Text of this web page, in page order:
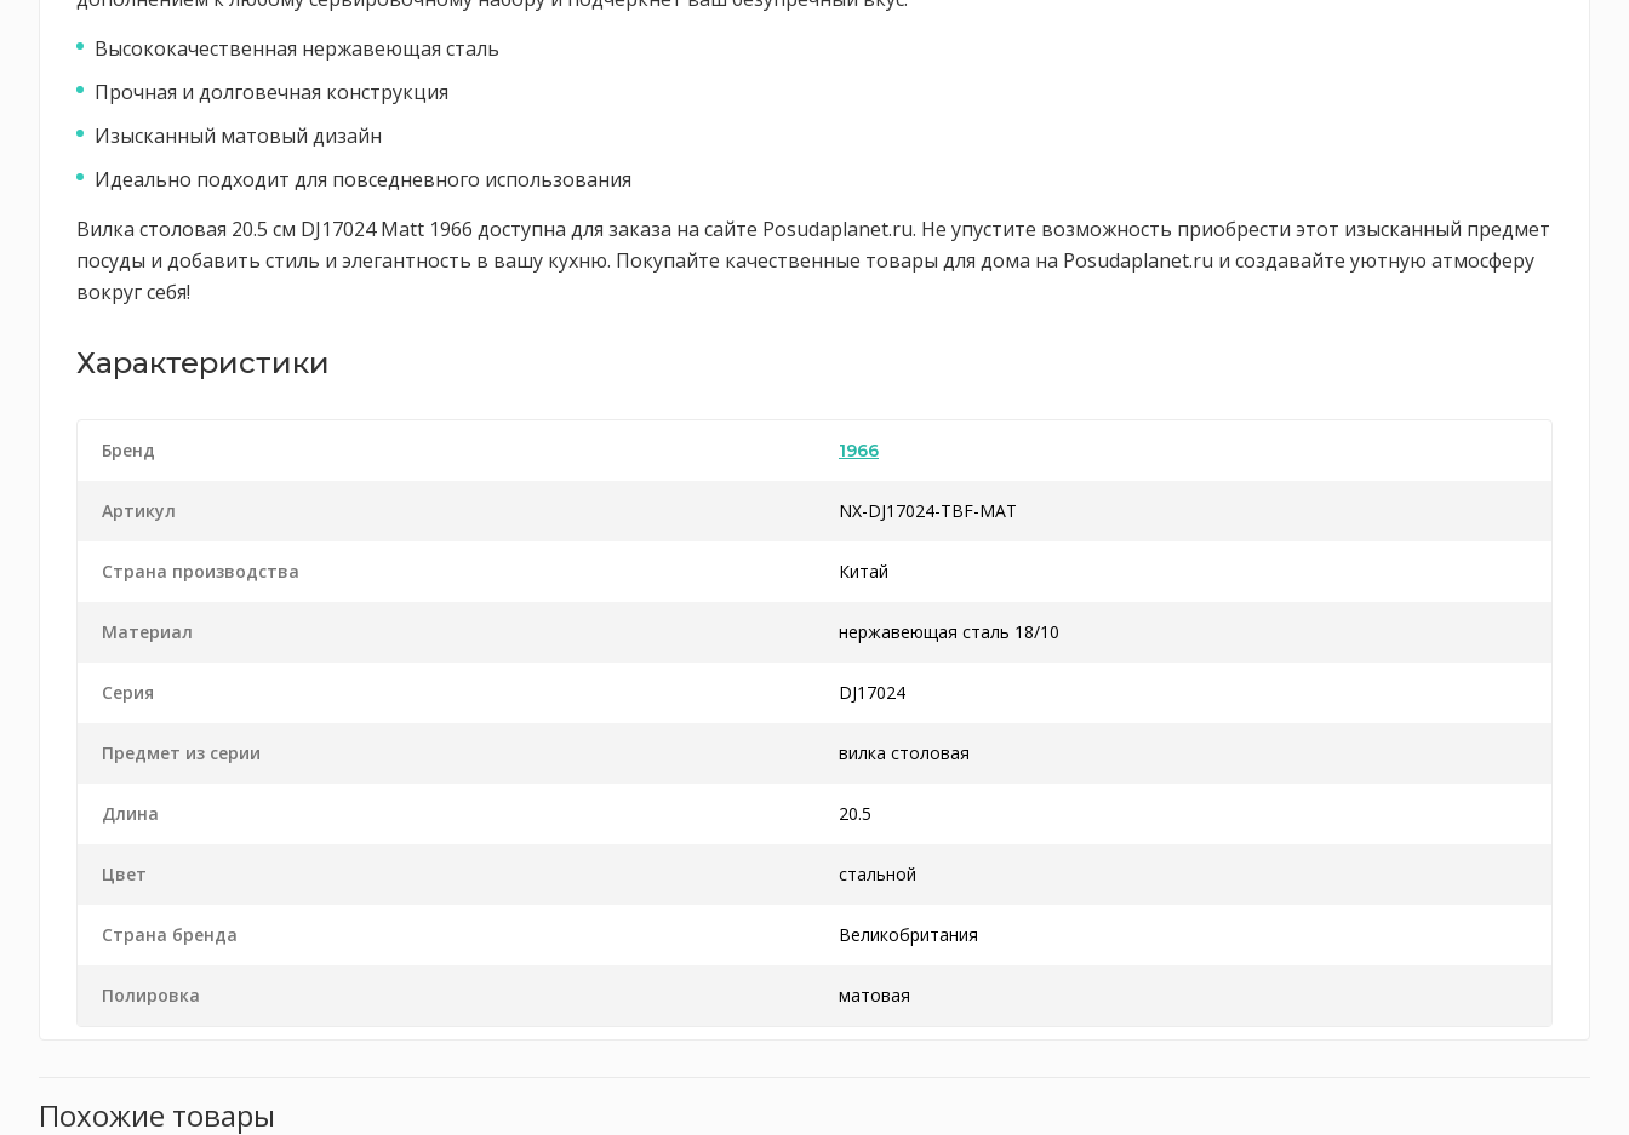
Высококачественная нержавеющая сталь
Прочная и долговечная конструкция
Изысканный матовый дизайн
Идеально подходит для повседневного использования
Вилка столовая 20.5 см DJ17024 Matt 1966 доступна для заказа на сайте Posudaplanet.ru. Не упустите возможность приобрести этот изысканный предмет
посуды и добавить стиль и элегантность в вашу кухню. Покупайте качественные товары для дома на Posudaplanet.ru и создавайте уютную атмосферу
вокруг себя!
Характеристики
Бренд 1966
Артикул NX-DJ17024-TBF-MAT
Страна производства Китай
Материал нержавеющая сталь 18/10
Серия DJ17024
Предмет из серии вилка столовая
Длина 20.5
Цвет стальной
Страна бренда Великобритания
Полировка матовая
Похожие товары